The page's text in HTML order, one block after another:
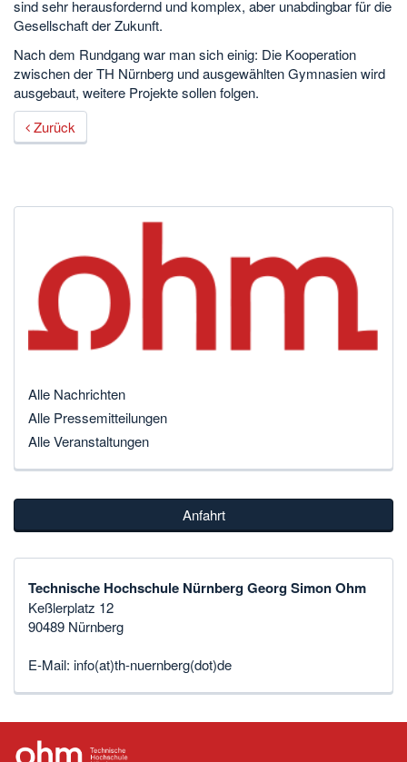
sind sehr herausfordernd und komplex, aber unabdingbar für die
Gesellschaft der Zukunft.
Nach dem Rundgang war man sich einig: Die Kooperation
zwischen der TH Nürnberg und ausgewählten Gymnasien wird
ausgebaut, weitere Projekte sollen folgen.
Zurück
Alle Nachrichten
Alle Pressemitteilungen
Alle Veranstaltungen
Anfahrt
Technische Hochschule Nürnberg Georg Simon Ohm
Keßlerplatz 12
90489 Nürnberg
E-Mail: info(at)th-nuernberg(dot)de